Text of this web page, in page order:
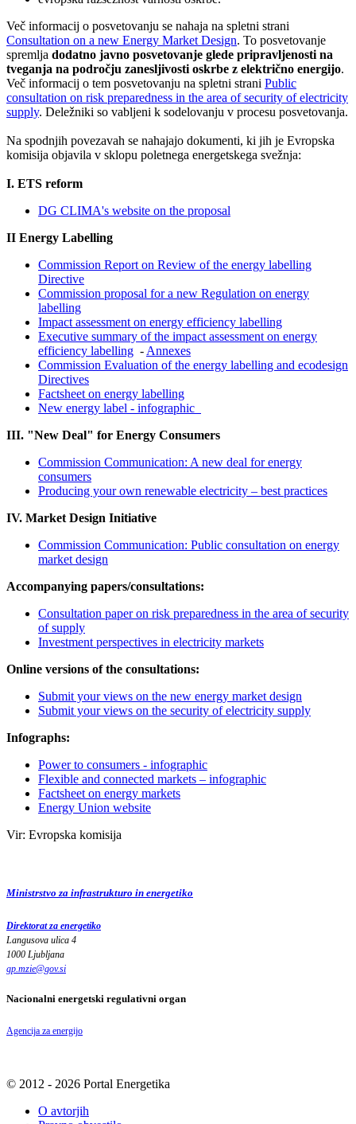
Več informacij o posvetovanju se nahaja na spletni strani
Consultation on a new Energy Market Design. To posvetovanje
spremlja dodatno javno posvetovanje glede pripravljenosti na
tveganja na področju zanesljivosti oskrbe z električno energijo.
Več informacij o tem posvetovanju na spletni strani Public
consultation on risk preparedness in the area of security of electricity
supply. Deležniki so vabljeni k sodelovanju v procesu posvetovanja.
Na spodnjih povezavah se nahajajo dokumenti, ki jih je Evropska
komisija objavila v sklopu poletnega energetskega svežnja:
I. ETS reform
DG CLIMA's website on the proposal
II Energy Labelling
Commission Report on Review of the energy labelling
Directive
Commission proposal for a new Regulation on energy
labelling
Impact assessment on energy efficiency labelling
Executive summary of the impact assessment on energy
efficiency labelling - Annexes
Commission Evaluation of the energy labelling and ecodesign
Directives
Factsheet on energy labelling
New energy label - infographic
III. "New Deal" for Energy Consumers
Commission Communication: A new deal for energy
consumers
Producing your own renewable electricity – best practices
IV. Market Design Initiative
Commission Communication: Public consultation on energy
market design
Accompanying papers/consultations:
Consultation paper on risk preparedness in the area of security
of supply
Investment perspectives in electricity markets
Online versions of the consultations:
Submit your views on the new energy market design
Submit your views on the security of electricity supply
Infographs:
Power to consumers - infographic
Flexible and connected markets – infographic
Factsheet on energy markets
Energy Union website
Vir: Evropska komisija
Ministrstvo za infrastrukturo in energetiko
Direktorat za energetiko
Langusova ulica 4
1000 Ljubljana
gp.mzie@gov.si
Nacionalni energetski regulativni organ
Agencija za energijo
© 2012 - 2026 Portal Energetika
O avtorjih